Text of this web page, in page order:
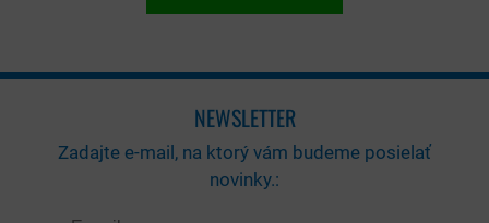
NEWSLETTER
Zadajte e-mail, na ktorý vám budeme posielať
novinky.: